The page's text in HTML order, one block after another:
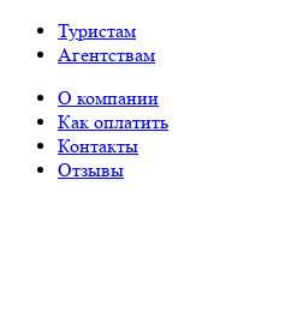
Туристам
Агентствам
О компании
Как оплатить
Контакты
Отзывы